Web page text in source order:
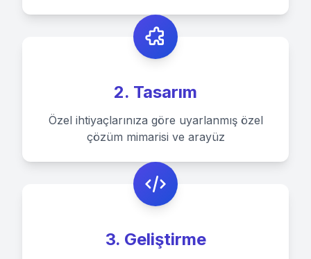
2. Tasarım
Özel ihtiyaçlarınıza göre uyarlanmış özel
çözüm mimarisi ve arayüz
3. Geliştirme
WhatsApp
E-Mail